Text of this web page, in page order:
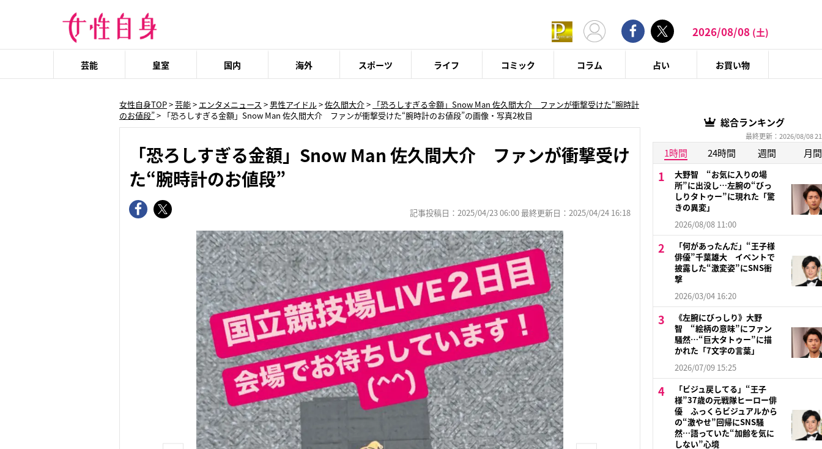
2026/08/08 (土)
芸能 皇室 国内 海外 スポーツ ライフ コミック コラム 占い お買い物
女性自身TOP>芸能> エンタメニュース > 男性アイドル>佐久間大介> 「恐ろしすぎる金額」Snow Man 佐久間大介 ファンが衝撃受けた“腕時計
のお値段”> 「恐ろしすぎる金額」Snow Man 佐久間大介 ファンが衝撃受けた“腕時計のお値段”の画像・写真2枚目
「恐ろしすぎる金額」Snow Man 佐久間大介 ファンが衝撃受け
た“腕時計のお値段”
記事投稿日：2025/04/23 06:00 最終更新日：2025/04/24 16:18
総合ランキング
最終更新：2026/08/08
1時間 24時間 週間 月間
大野智 “お気に入りの場
所”に出没し…左腕の“びっ
しりタトゥー”に現れた「驚
きの異変」
2026/08/08 11:00
「何があったんだ」“王子様
俳優”千葉雄大 イベントで
披露した“激変姿”にSNS衝
撃
2026/03/04 16:20
《左腕にびっしり》大野
智 “絵柄の意味”にファン
騒然…“巨大タトゥー”に描
かれた「7文字の言葉」
2026/07/09 15:25
「ビジュ戻してる」“王子
様”37歳の元戦隊ヒーロー俳
優 ふっくらビジュアルから
の“激やせ”回帰にSNS騒
然…語っていた“加齢を気に
しない”心境